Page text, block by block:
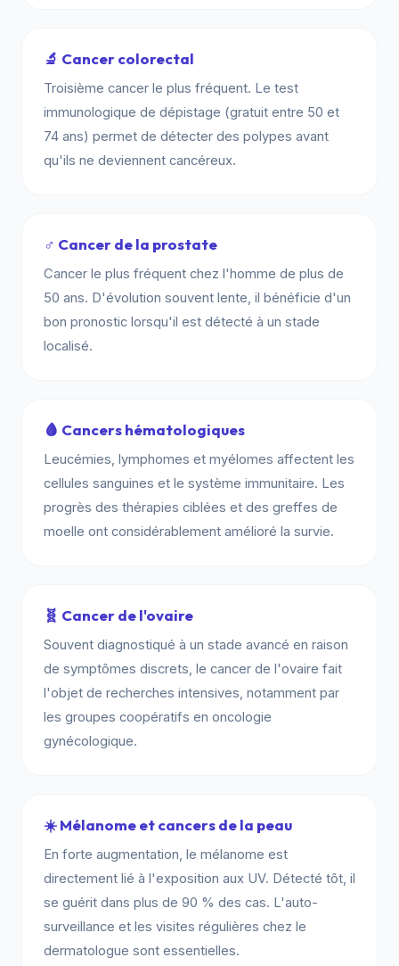
🔬 Cancer colorectal
Troisième cancer le plus fréquent. Le test
immunologique de dépistage (gratuit entre 50 et
74 ans) permet de détecter des polypes avant
qu'ils ne deviennent cancéreux.
♂️ Cancer de la prostate
Cancer le plus fréquent chez l'homme de plus de
50 ans. D'évolution souvent lente, il bénéficie d'un
bon pronostic lorsqu'il est détecté à un stade
localisé.
🩸 Cancers hématologiques
Leucémies, lymphomes et myélomes affectent les
cellules sanguines et le système immunitaire. Les
progrès des thérapies ciblées et des greffes de
moelle ont considérablement amélioré la survie.
🧬 Cancer de l'ovaire
Souvent diagnostiqué à un stade avancé en raison
de symptômes discrets, le cancer de l'ovaire fait
l'objet de recherches intensives, notamment par
les groupes coopératifs en oncologie
gynécologique.
☀️ Mélanome et cancers de la peau
En forte augmentation, le mélanome est
directement lié à l'exposition aux UV. Détecté tôt, il
se guérit dans plus de 90 % des cas. L'auto-
surveillance et les visites régulières chez le
dermatologue sont essentielles.